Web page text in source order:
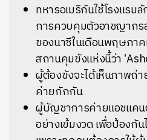
ทหารอเมริกันใช้โรงแรม
การควบคุมตัวอาชญาก
ของนาซีในเดือนพฤษภา
สถานคุมขังแห่งนี้ว่า
ผู้ต้องขังจะได้เห็นภาพถ่
ค่ายกักกัน
ผู้บัญชาการค่ายแอชแค
อย่างเข้มงวด เพื่อป้องกั